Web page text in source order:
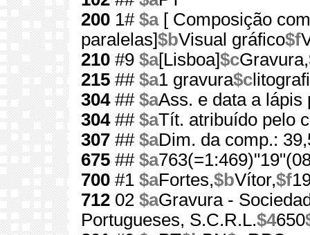
200 1# $a[ Composição
paralelas]$bVisual gráfico$f
210 #9 $a[Lisboa]$cGravura,
215 ## $a1 gravura$c
304## $aAss. e data a lápis
304## $aTít. atribuído pelo
307 ## $aDim. da comp.:
675 ## $a
700 #1 $aFortes,$bVítor,$f
712 02 $aGravura -
Portugueses, S.C.R.L.$4650